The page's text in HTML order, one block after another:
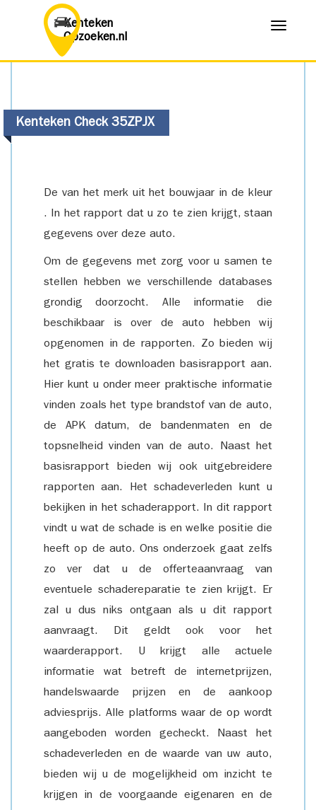
Kenteken
Opzoeken.nl
Menu
Kenteken Check 35ZPJX
De van het merk uit het bouwjaar in de kleur
. In het rapport dat u zo te zien krijgt, staan
gegevens over deze auto.
Om de gegevens met zorg voor u samen te
stellen hebben we verschillende databases
grondig doorzocht. Alle informatie die
beschikbaar is over de auto hebben wij
opgenomen in de rapporten. Zo bieden wij
het gratis te downloaden basisrapport aan.
Hier kunt u onder meer praktische informatie
vinden zoals het type brandstof van de auto,
de APK datum, de bandenmaten en de
topsnelheid vinden van de auto. Naast het
basisrapport bieden wij ook uitgebreidere
rapporten aan. Het schadeverleden kunt u
bekijken in het schaderapport. In dit rapport
vindt u wat de schade is en welke positie die
heeft op de auto. Ons onderzoek gaat zelfs
zo ver dat u de offerteaanvraag van
eventuele schadereparatie te zien krijgt. Er
zal u dus niks ontgaan als u dit rapport
aanvraagt. Dit geldt ook voor het
waarderapport. U krijgt alle actuele
informatie wat betreft de internetprijzen,
handelswaarde prijzen en de aankoop
adviesprijs. Alle platforms waar de op wordt
aangeboden worden gecheckt. Naast het
schadeverleden en de waarde van uw auto,
bieden wij u de mogelijkheid om inzicht te
krijgen in de voorgaande eigenaren en de